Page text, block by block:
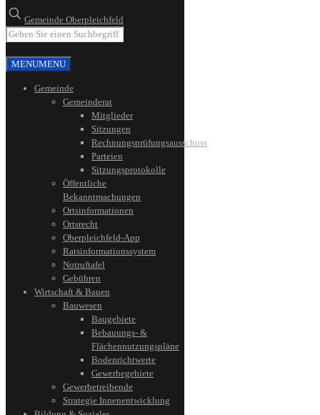
Gemeinde Oberpleichfeld
MENUMENU
Gemeinde
Gemeinderat
Mitglieder
Sitzungen
Rechnungsprüfungsausschuss
Parteien
Sitzungsprotokolle
Öffentliche
Bekanntmachungen
Ortsinformationen
Ortsrecht
Oberpleichfeld-App
Ratsinformationssystem
Notruftafel
Gebühren
Wirtschaft & Bauen
Bauwesen
Baugebiete
Bebauungs- &
Flächennutzungspläne
Bodenrichtwerte
Gewerbegebiete
Gewerbetreibende
Strategie Innenentwicklung